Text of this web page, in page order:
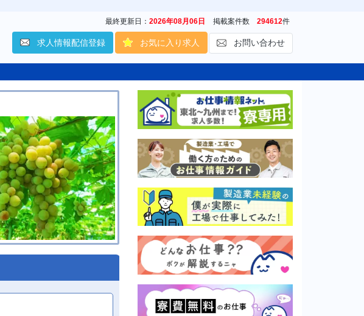
最終更新日： 2026年08月06日 掲載案件数 294612件
求人情報配信登録 お気に入り求人 お問い合わせ